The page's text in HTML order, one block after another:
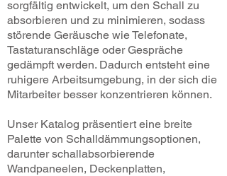
sorgfältig entwickelt, um den Schall zu
absorbieren und zu minimieren, sodass
störende Geräusche wie Telefonate,
Tastaturanschläge oder Gespräche
gedämpft werden. Dadurch entsteht eine
ruhigere Arbeitsumgebung, in der sich die
Mitarbeiter besser konzentrieren können.
Unser Katalog präsentiert eine breite
Palette von Schalldämmungsoptionen,
darunter schallabsorbierende
Wandpaneelen, Deckenplatten,